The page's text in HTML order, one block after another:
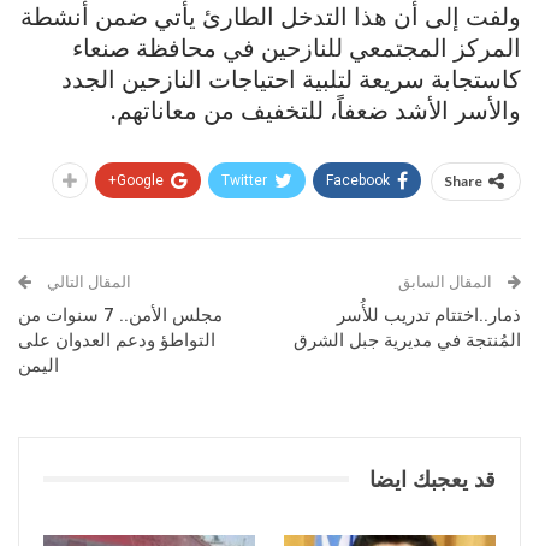
ولفت إلى أن هذا التدخل الطارئ يأتي ضمن أنشطة
المركز المجتمعي للنازحين في محافظة صنعاء
كاستجابة سريعة لتلبية احتياجات النازحين الجدد
والأسر الأشد ضعفاً، للتخفيف من معاناتهم.
Share
Facebook
Twitter
Google+
المقال السابق
ذمار..اختتام تدريب للأُسر
المُنتجة في مديرية جبل الشرق
المقال التالي
مجلس الأمن.. 7 سنوات من
التواطؤ ودعم العدوان على
اليمن
قد يعجبك ايضا